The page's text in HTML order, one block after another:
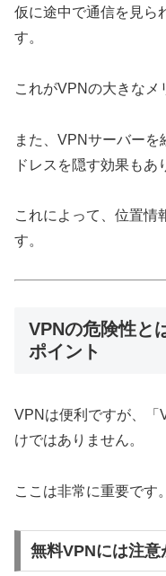
仮に途中で通信を見ら
す。
これがVPNの大きなメ
また、VPNサーバー
ドレスを隠す効果もあ
これによって、位置情
す。
VPNの危険性と
ポイント
VPNは便利ですが、「
けではありません。
ここは非常に重要です。
無料VPNには注意